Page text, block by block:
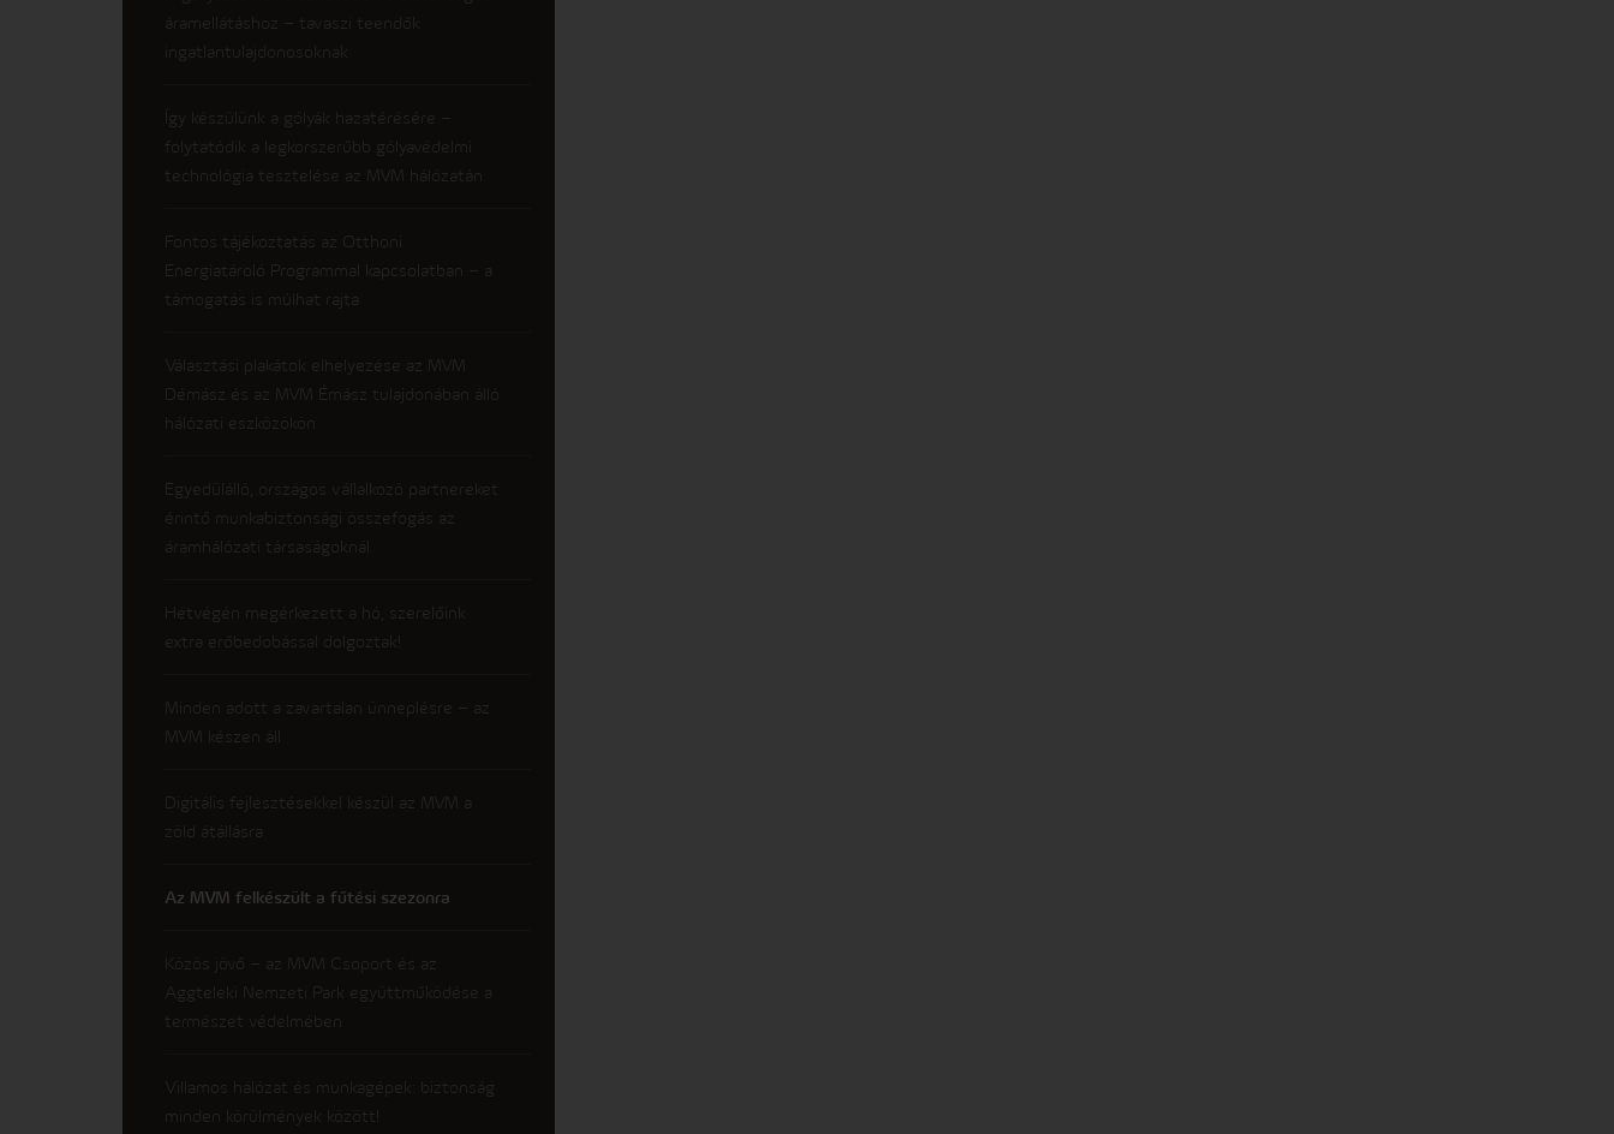
áramellátáshoz – tavaszi teendők
ingatlantulajdonosoknak
Így készülünk a gólyák hazatérésére –
folytatódik a legkorszerűbb gólyavédelmi
technológia tesztelése az MVM hálózatán
Fontos tájékoztatás az Otthoni
Energiatároló Programmal kapcsolatban – a
támogatás is múlhat rajta
Választási plakátok elhelyezése az MVM
Démász és az MVM Émász tulajdonában álló
hálózati eszközökön
Egyedülálló, országos vállalkozó partnereket
érintő munkabiztonsági összefogás az
áramhálózati társaságoknál
Hétvégén megérkezett a hó, szerelőink
extra erőbedobással dolgoztak!
Minden adott a zavartalan ünneplésre – az
MVM készen áll
Digitális fejlesztésekkel készül az MVM a
zöld átállásra
Az MVM felkészült a fűtési szezonra
Közös jövő – az MVM Csoport és az
Aggteleki Nemzeti Park együttműködése a
természet védelmében
Villamos hálózat és munkagépek: biztonság
minden körülmények között!